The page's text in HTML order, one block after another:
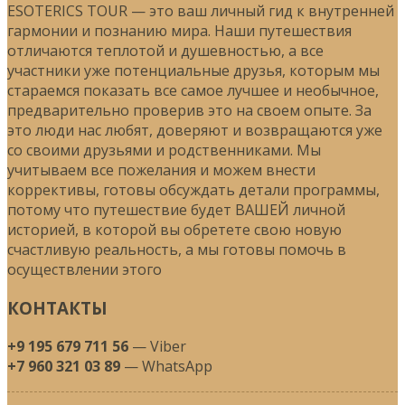
ESOTERICS TOUR — это ваш личный гид к внутренней
гармонии и познанию мира. Наши путешествия
отличаются теплотой и душевностью, а все
участники уже потенциальные друзья, которым мы
стараемся показать все самое лучшее и необычное,
предварительно проверив это на своем опыте. За
это люди нас любят, доверяют и возвращаются уже
со своими друзьями и родственниками. Мы
учитываем все пожелания и можем внести
коррективы, готовы обсуждать детали программы,
потому что путешествие будет ВАШЕЙ личной
историей, в которой вы обретете свою новую
счастливую реальность, а мы готовы помочь в
осуществлении этого
КОНТАКТЫ
+9 195 679 711 56 — Viber
+7 960 321 03 89 — WhatsApp